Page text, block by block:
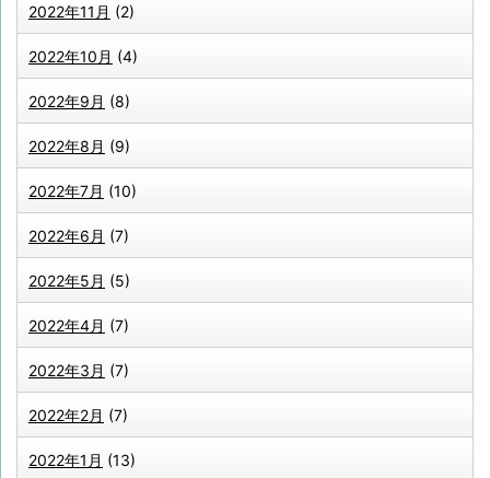
2022年11月 (2)
2022年10月 (4)
2022年9月 (8)
2022年8月 (9)
2022年7月 (10)
2022年6月 (7)
2022年5月 (5)
2022年4月 (7)
2022年3月 (7)
2022年2月 (7)
2022年1月 (13)